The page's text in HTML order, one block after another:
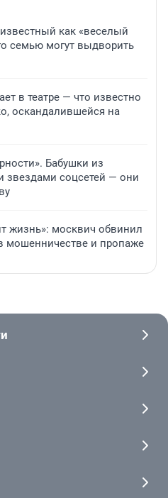
как «веселый
семью могут выдворить
в театре — что известно
оскандалившейся на
Бабушки из
звездами соцсетей — они
жизнь»: москвич обвинил
мошенничестве и пропаже